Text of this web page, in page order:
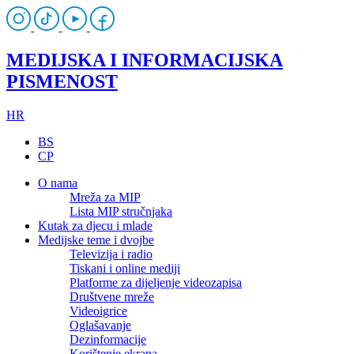
MEDIJSKA I INFORMACIJSKA
PISMENOST
HR
BS
CP
O nama
Mreža za MIP
Lista MIP stručnjaka
Kutak za djecu i mlade
Medijske teme i dvojbe
Televizija i radio
Tiskani i online mediji
Platforme za dijeljenje videozapisa
Društvene mreže
Videoigrice
Oglašavanje
Dezinformacije